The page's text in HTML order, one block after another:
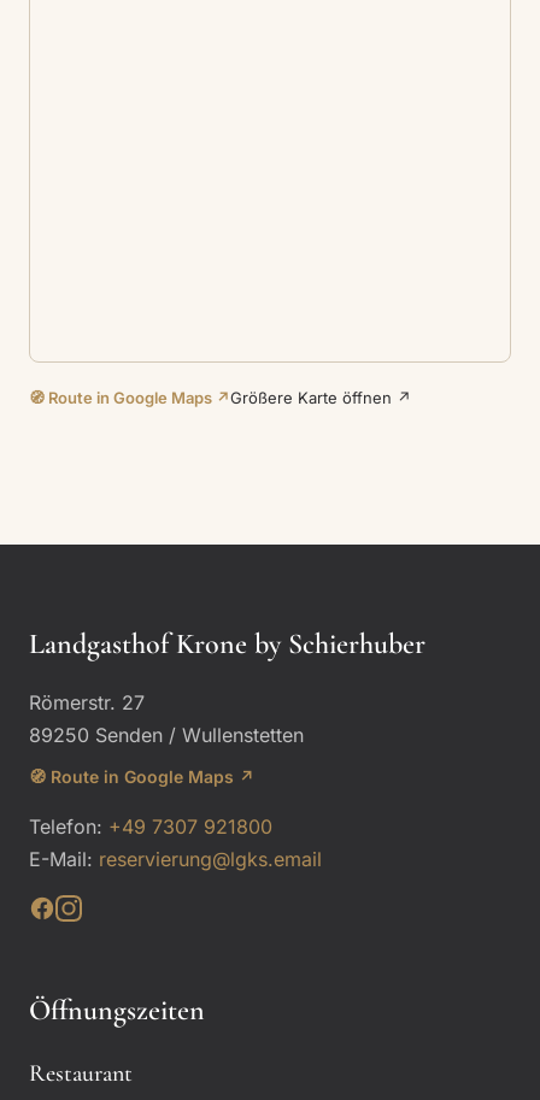
🧭 Route in Google Maps ↗Größere Karte öffnen ↗
Landgasthof Krone by Schierhuber
Römerstr. 27
89250 Senden / Wullenstetten
🧭 Route in Google Maps ↗
Telefon: +49 7307 921800
E-Mail: reservierung@lgks.email
Öffnungszeiten
Restaurant